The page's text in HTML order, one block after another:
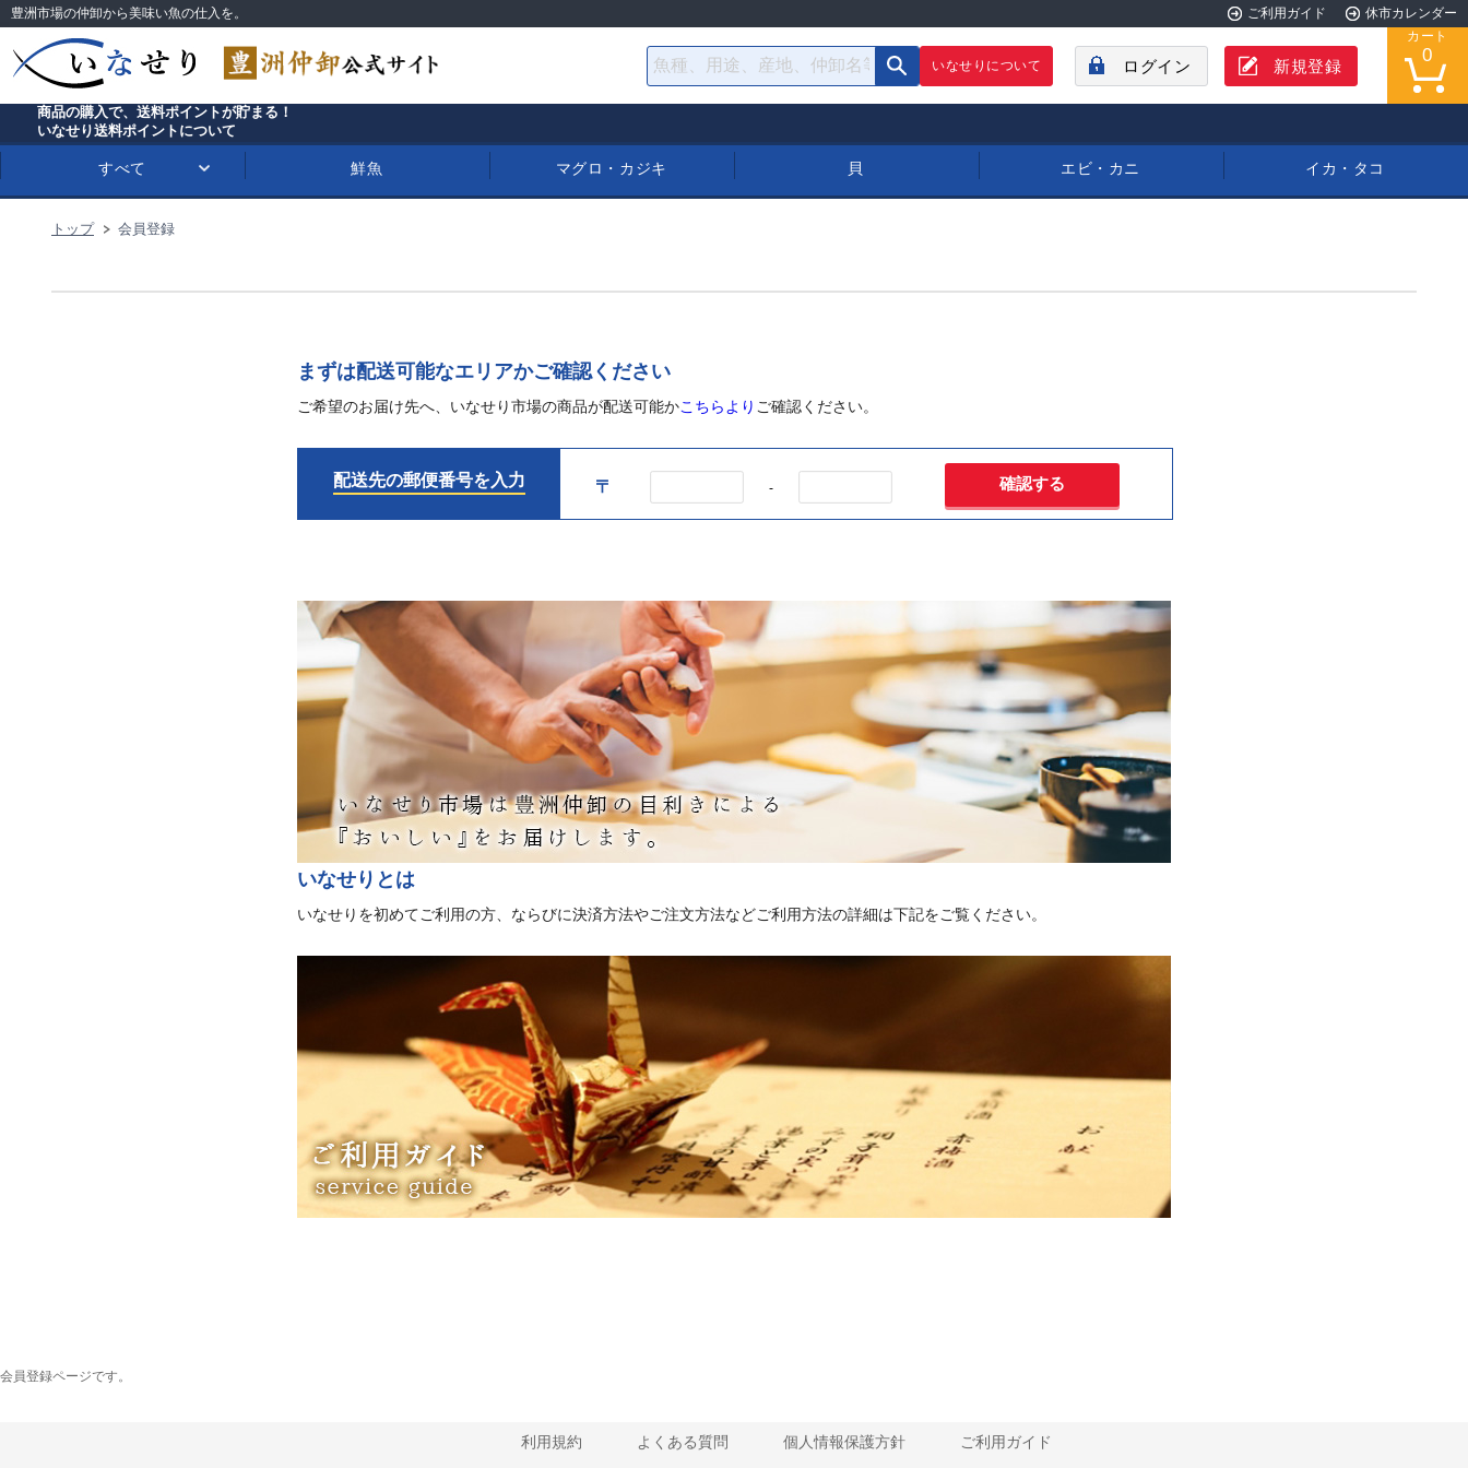
豊洲市場の仲卸から美味い魚の仕入を。 ご利用ガイド 休市カレンダー
いなせりについて ログイン 新規登録
カート
0
商品の購入で、送料ポイントが貯まる！
いなせり送料ポイントについて
すべて 鮮魚 マグロ・カジキ 貝 エビ・カニ イカ・タコ
トップ 会員登録
まずは配送可能なエリアかご確認ください
ご希望のお届け先へ、いなせり市場の商品が配送可能かこちらより ご確認ください。
配送先の郵便番号を入力 〒 - 確認する
いなせりとは
いなせりを初めてご利用の方、ならびに決済方法やご注文方法などご利用方法の詳細は下記をご覧ください。
会員登録ページです。
利用規約 よくある質問 個人情報保護方針 ご利用ガイド